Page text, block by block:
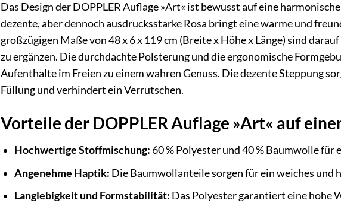
Das Design der DOPPLER Auflage »Art« ist bewusst auf eine
dezente, aber dennoch ausdrucksstarke Rosa bringt eine warme und
großzügigen Maße von 48 x 6 x 119 cm (Breite x Höhe x Länge) sind
zu ergänzen. Die durchdachte Polsterung und die ergonomische
Aufenthalte im Freien zu einem wahren Genuss. Die dezente Steppung
Füllung und verhindert ein Verrutschen.
Vorteile der DOPPLER Auflage »Art« auf
Hochwertige Stoffmischung: 60 % Polyester und 40 % Baumwolle
Angenehme Haptik: Die Baumwollanteile sorgen für ein weiches und
Langlebigkeit und Formstabilität: Das Polyester garantiert eine hohe